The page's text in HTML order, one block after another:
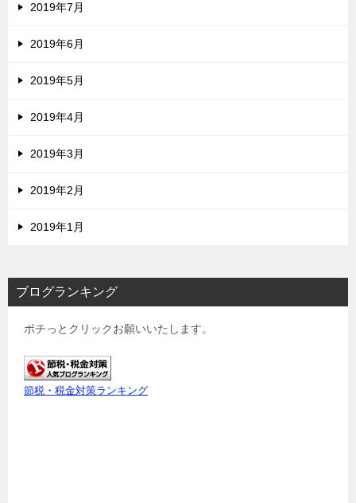
2019年7月
2019年6月
2019年5月
2019年4月
2019年3月
2019年2月
2019年1月
ブログランキング
ポチっとクリックお願いいたします。
節税・税金対策ランキング